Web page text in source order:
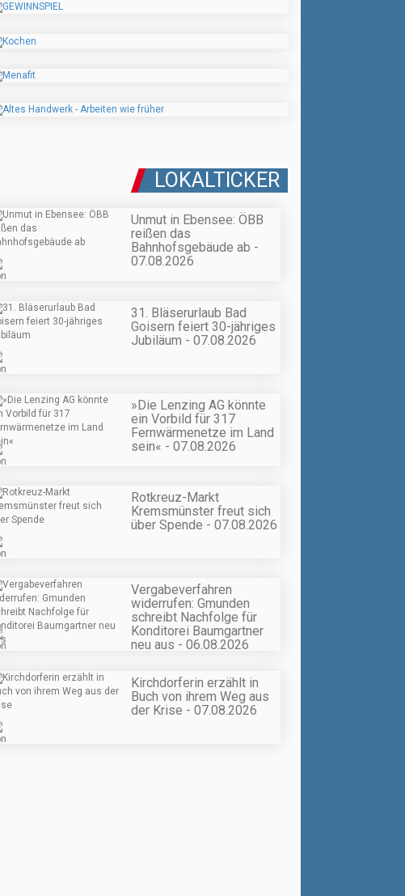
LOKALTICKER
Unmut in Ebensee: ÖBB
reißen das
Bahnhofsgebäude ab -
07.08.2026
31. Bläserurlaub Bad
Goisern feiert 30-jähriges
Jubiläum - 07.08.2026
»Die Lenzing AG könnte
ein Vorbild für 317
Fernwärmenetze im Land
sein« - 07.08.2026
Rotkreuz-Markt
Kremsmünster freut sich
über Spende - 07.08.2026
Vergabeverfahren
widerrufen: Gmunden
schreibt Nachfolge für
Konditorei Baumgartner
neu aus - 06.08.2026
Kirchdorferin erzählt in
Buch von ihrem Weg aus
der Krise - 07.08.2026